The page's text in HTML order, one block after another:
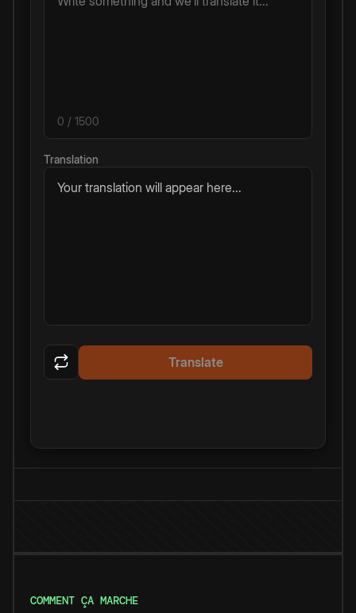
0 / 1500
Translation
Your translation will appear here...
Translate
COMMENT ÇA MARCHE